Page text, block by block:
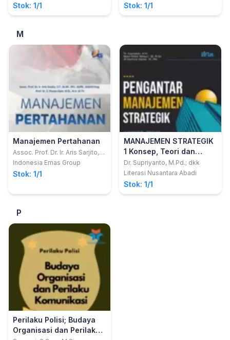
Stok: 1/1 Stok: 1/1
M
Manajemen Pertahanan
Assoc. Prof. Dr. Ir. Aris Sarjito,
S.T., M.AP., IPU., ACPE., ASEAN
Eng.; Prof. Dr. S. Pantja Djati,
M.Si., M.A, M.Th
Indonesia Emas Group
Stok: 1/1
MANAJEMEN STRATEGIK
1 Konsep, Teori dan
Aplikasinya
Dr. Supriyanto, M.Pd.; dkk
Literasi Nusantara Abadi
Stok: 1/1
P
Perilaku Polisi; Budaya
Organisasi dan Perilaku